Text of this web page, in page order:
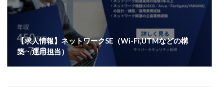
【求人情報】ネットワークSE（Wi-Fi,UTMなどの構
築・運用担当）